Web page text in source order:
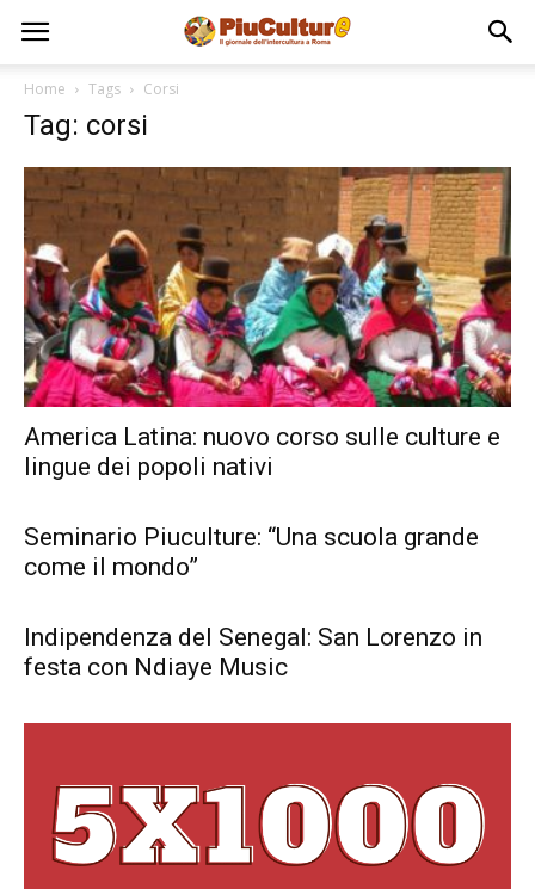
Home Tags Corsi
Tag: corsi
America Latina: nuovo corso sulle culture e
lingue dei popoli nativi
Seminario Piuculture: “Una scuola grande
come il mondo”
Indipendenza del Senegal: San Lorenzo in
festa con Ndiaye Music